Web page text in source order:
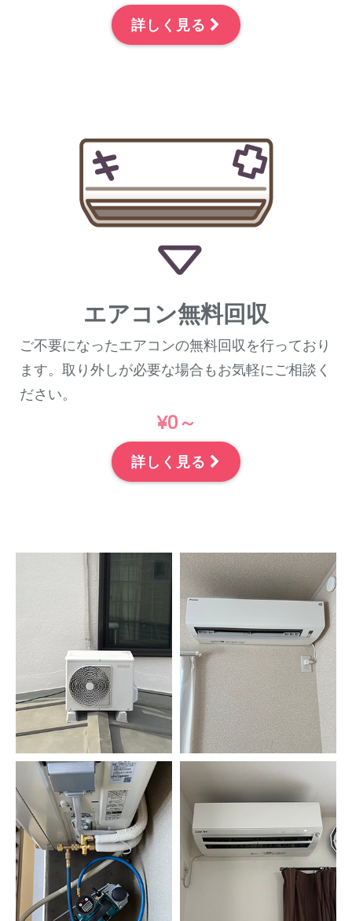
詳しく見る
エアコン無料回収
ご不要になったエアコンの無料回収を行っており
ます。取り外しが必要な場合もお気軽にご相談く
ださい。
¥0～
詳しく見る